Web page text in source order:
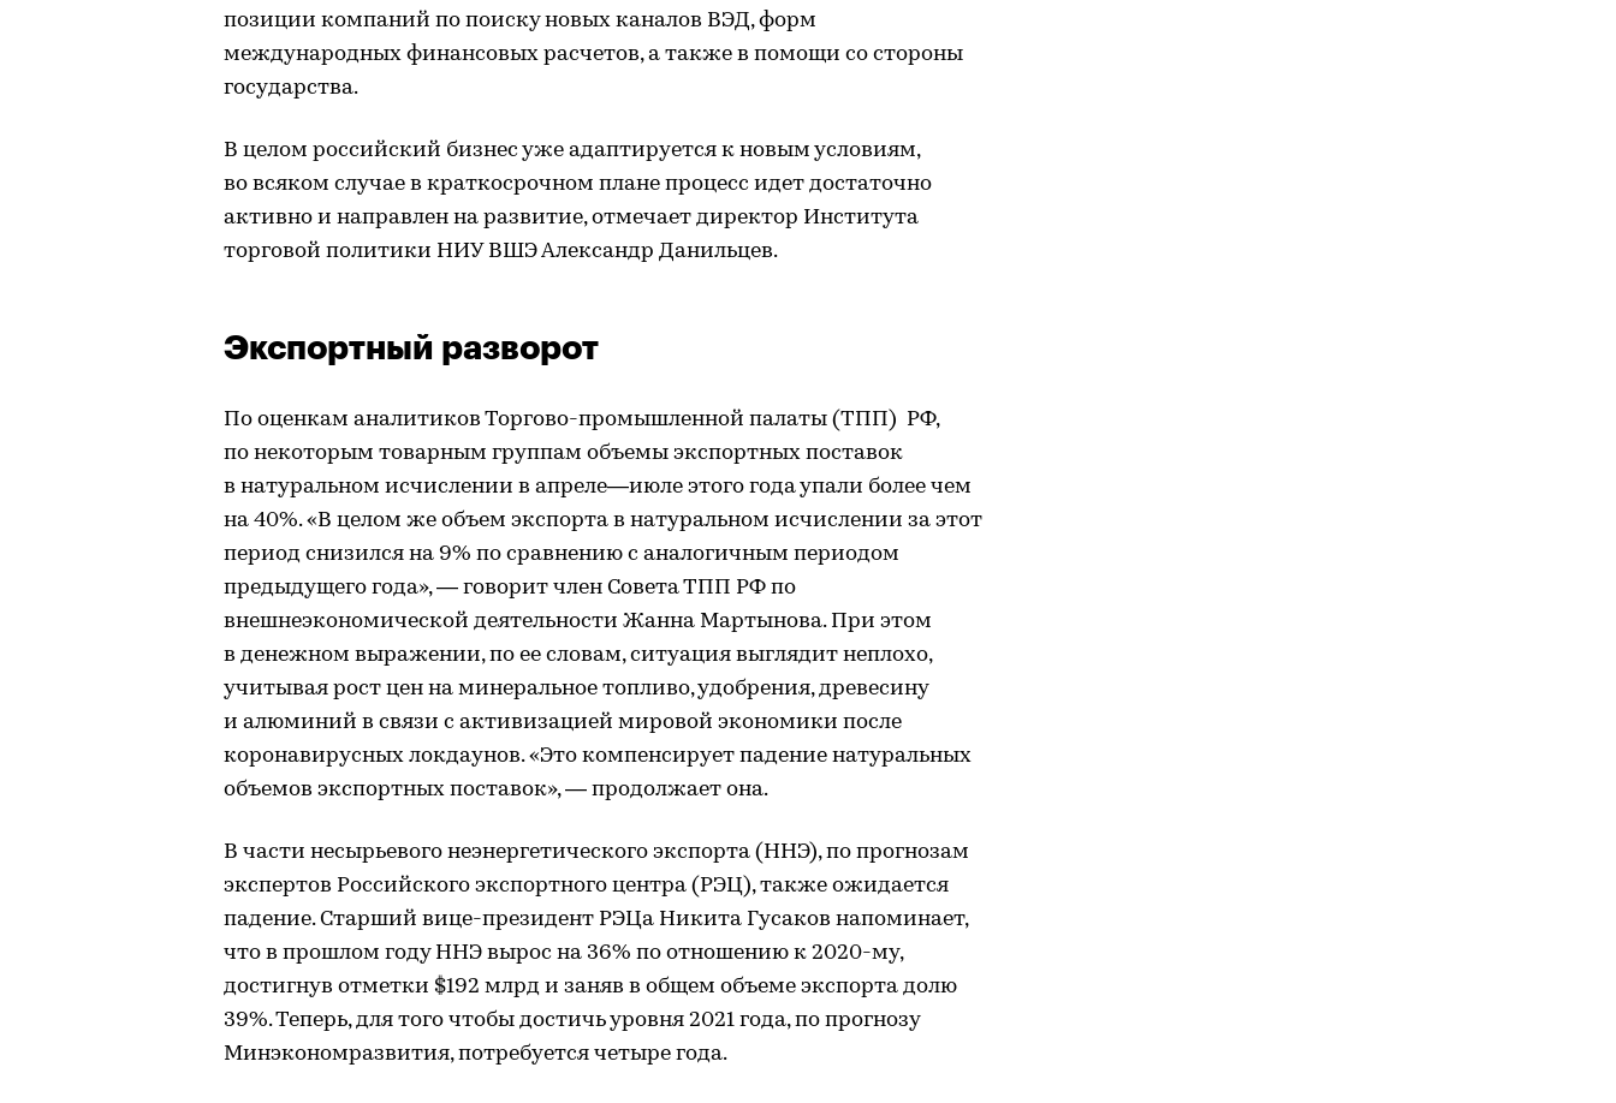
позиции компаний по поиску новых каналов ВЭД, форм
международных финансовых расчетов, а также в помощи со стороны
государства.
В целом российский бизнес уже адаптируется к новым условиям,
во всяком случае в краткосрочном плане процесс идет достаточно
активно и направлен на развитие, отмечает директор Института
торговой политики НИУ ВШЭ Александр Данильцев.
Экспортный разворот
По оценкам аналитиков Торгово-промышленной палаты (ТПП) РФ,
по некоторым товарным группам объемы экспортных поставок
в натуральном исчислении в апреле—июле этого года упали более чем
на 40%. «В целом же объем экспорта в натуральном исчислении за этот
период снизился на 9% по сравнению с аналогичным периодом
предыдущего года», — говорит член Совета ТПП РФ по
внешнеэкономической деятельности Жанна Мартынова. При этом
в денежном выражении, по ее словам, ситуация выглядит неплохо,
учитывая рост цен на минеральное топливо, удобрения, древесину
и алюминий в связи с активизацией мировой экономики после
коронавирусных локдаунов. «Это компенсирует падение натуральных
объемов экспортных поставок», — продолжает она.
В части несырьевого неэнергетического экспорта (ННЭ), по прогнозам
экспертов Российского экспортного центра (РЭЦ), также ожидается
падение. Старший вице-президент РЭЦа Никита Гусаков напоминает,
что в прошлом году ННЭ вырос на 36% по отношению к 2020-му,
достигнув отметки $192 млрд и заняв в общем объеме экспорта долю
39%. Теперь, для того чтобы достичь уровня 2021 года, по прогнозу
Минэкономразвития, потребуется четыре года.